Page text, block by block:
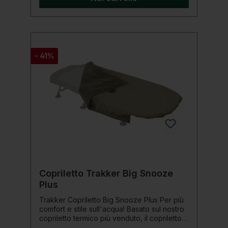
mantenerlo saldamente attaccato al letto
prodotto: Dimensioni: 215 x 110 cm Peso: 4,5
(interno) Sacco a pelo ultraleggero e caldo
foderato in pile Materiale altamente
traspirante Cerniera a sgancio rapido su
entrambi i lati, con tessuto per evitare
impigliamenti Attacco elastico del lettino su
testa e piedi Cintura di fissaggio sdraiata
per ridurre i movimenti Consegnato con una
- 41%
Copriletto Trakker Big Snooze
Plus
Trakker Copriletto Big Snooze Plus Per più
comfort e stile sull'acqua! Basato sul nostro
copriletto termico più venduto, il copriletto